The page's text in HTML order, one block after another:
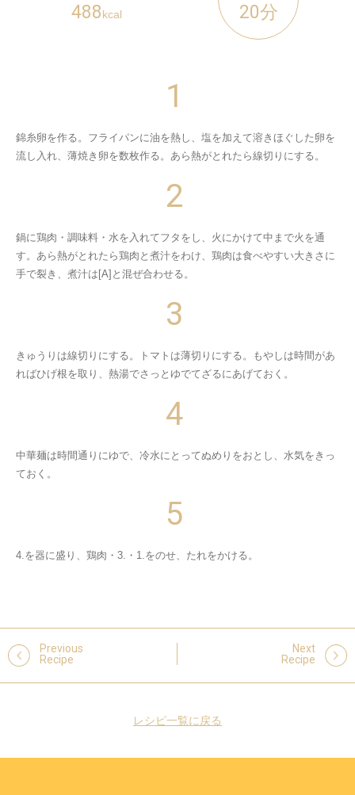
488kcal 20分
錦糸卵を作る。フライパンに油を熱し、塩を加えて溶きほぐした卵を
流し入れ、薄焼き卵を数枚作る。あら熱がとれたら線切りにする。
鍋に鶏肉・調味料・水を入れてフタをし、火にかけて中まで火を通
す。あら熱がとれたら鶏肉と煮汁をわけ、鶏肉は食べやすい大きさに
手で裂き、煮汁は[A]と混ぜ合わせる。
きゅうりは線切りにする。トマトは薄切りにする。もやしは時間があ
ればひげ根を取り、熱湯でさっとゆでてざるにあげておく。
中華麺は時間通りにゆで、冷水にとってぬめりをおとし、水気をきっ
ておく。
4.を器に盛り、鶏肉・3.・1.をのせ、たれをかける。
Previous
Recipe
Next
Recipe
レシピ一覧に戻る